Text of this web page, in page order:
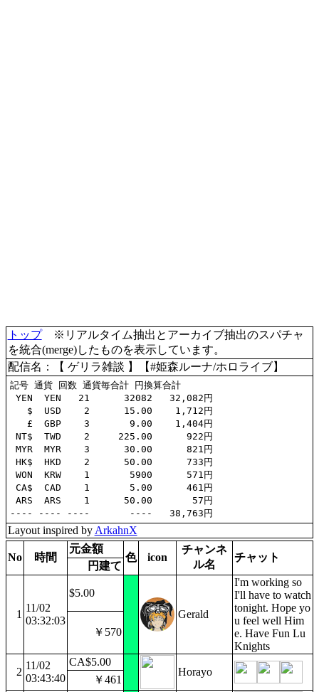
トップ※リアルタイム抽出とアーカイブ抽出のスパチャ
を統合(merge)したものを表示しています。
配信名：【 ゲリラ雑談 】【#姫森ルーナ/ホロライブ】
記号 通貨 回数 通貨毎合計 円換算合計
YEN  YEN   21      32082   32,082円
   $  USD    2      15.00    1,712円
   £  GBP    3       9.00    1,404円
NT$  TWD    2     225.00      922円
MYR  MYR    3      30.00      821円
HK$  HKD    2      50.00      733円
WON  KRW    1       5900      571円
CA$  CAD    1       5.00      461円
ARS  ARS    1      50.00       57円
Layout inspired by ArkahnX
No 時間
元金額
色 icon
チャンネ
ル名
チャット
円建て
1
11/02
03:32:03
$5.00
Gerald
I'm working so
I'll have to watch
tonight. Hope yo
u feel well Him
e. Have Fun Lu
Knights
￥570
2
11/02
03:43:40
CA$5.00
Horayo
￥461